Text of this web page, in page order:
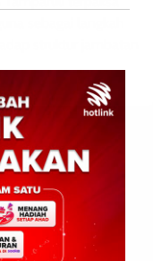
Required fields are